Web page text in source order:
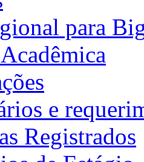
para
e
Registrados